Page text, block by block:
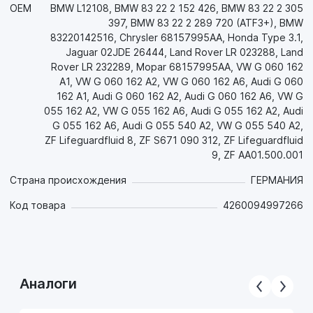
OEM
BMW L12108, BMW 83 22 2 152 426, BMW 83 22 2 305
397, BMW 83 22 2 289 720 (ATF3+), BMW
83220142516, Chrysler 68157995AA, Honda Type 3.1,
Jaguar 02JDE 26444, Land Rover LR 023288, Land
Rover LR 232289, Mopar 68157995AA, VW G 060 162
A1, VW G 060 162 A2, VW G 060 162 A6, Audi G 060
162 A1, Audi G 060 162 A2, Audi G 060 162 A6, VW G
055 162 A2, VW G 055 162 A6, Audi G 055 162 A2, Audi
G 055 162 A6, Audi G 055 540 A2, VW G 055 540 A2,
ZF Lifeguardfluid 8, ZF S671 090 312, ZF Lifeguardfluid
9, ZF AA01.500.001
Страна происхождения ГЕРМАНИЯ
Код товара 4260094997266
Аналоги